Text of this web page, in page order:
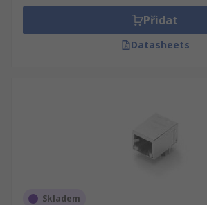
Přidat
Datasheets
Skladem